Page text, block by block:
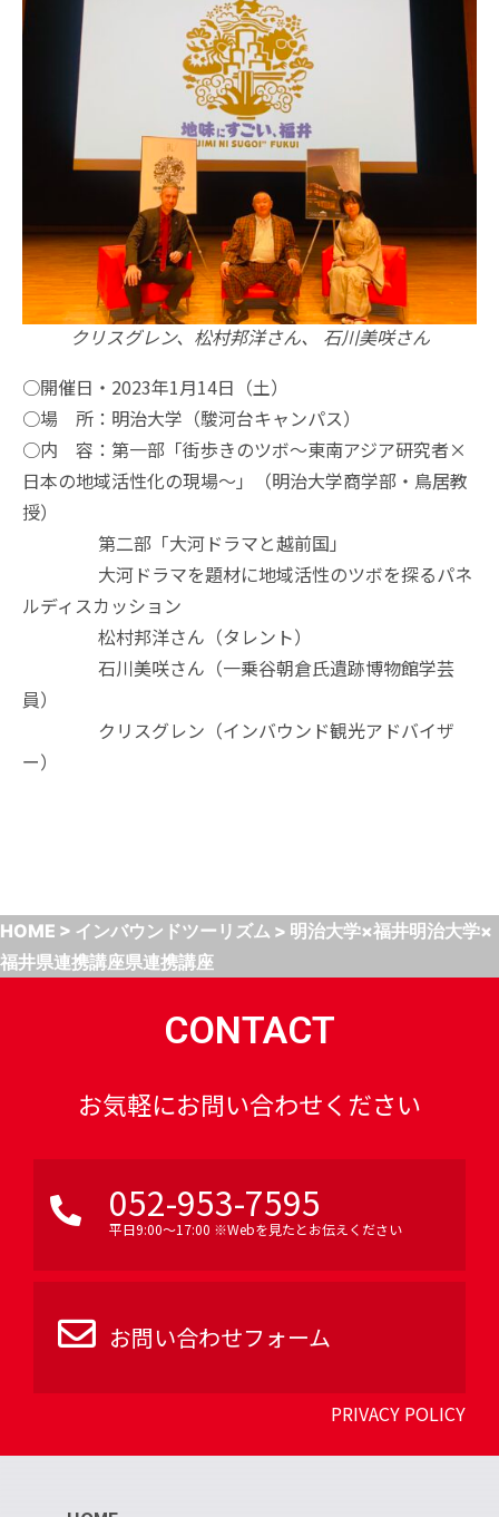
クリスグレン、松村邦洋さん、 石川美咲さん
○開催日・2023年1月14日（土）
○場 所：明治大学（駿河台キャンパス）
○内 容：第一部「街歩きのツボ～東南アジア研究者×
日本の地域活性化の現場～」（明治大学商学部・鳥居教
授）
第二部「大河ドラマと越前国」
大河ドラマを題材に地域活性のツボを探るパネ
ルディスカッション
松村邦洋さん（タレント）
石川美咲さん（一乗谷朝倉氏遺跡博物館学芸
員）
クリスグレン（インバウンド観光アドバイザ
ー）
HOME > インバウンドツーリズム > 明治大学×福井明治大学×
福井県連携講座県連携講座
CONTACT
お気軽にお問い合わせください
052-953-7595
平日9:00〜17:00 ※Webを見たとお伝えください
お問い合わせフォーム
PRIVACY POLICY